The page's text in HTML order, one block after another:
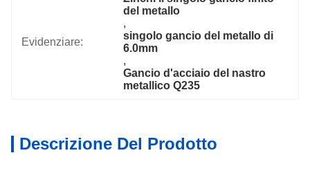
Evidenziare:
del metallo
,
singolo gancio del metallo di
6.0mm
,
Gancio d'acciaio del nastro
metallico Q235
Descrizione Del Prodotto